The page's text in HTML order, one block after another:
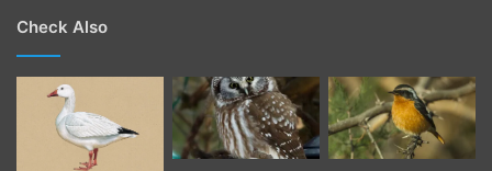
Check Also